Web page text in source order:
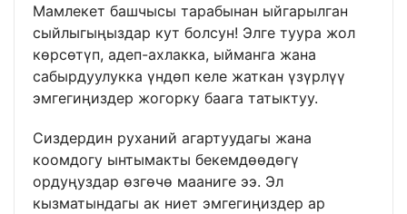
Мамлекет башчысы тарабынан ыйгарылган
сыйлыгыңыздар кут болсун! Элге туура жол
көрсөтүп, адеп-ахлакка, ыйманга жана
сабырдуулукка үндөп келе жаткан үзүрлүү
эмгегиңиздер жогорку баага татыктуу.
Сиздердин руханий агартуудагы жана
коомдогу ынтымакты бекемдөөдөгү
ордуңуздар өзгөчө мааниге ээ. Эл
кызматындагы ак ниет эмгегиңиздер ар